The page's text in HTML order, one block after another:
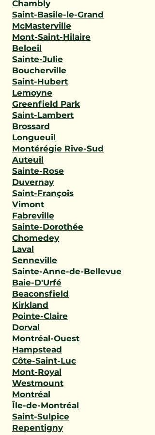
Chambly
Saint-Basile-le-Grand
McMasterville
Mont-Saint-Hilaire
Beloeil
Sainte-Julie
Boucherville
Saint-Hubert
Lemoyne
Greenfield Park
Saint-Lambert
Brossard
Longueuil
Montérégie Rive-Sud
Auteuil
Sainte-Rose
Duvernay
Saint-François
Vimont
Fabreville
Sainte-Dorothée
Chomedey
Laval
Senneville
Sainte-Anne-de-Bellevue
Baie-D'Urfé
Beaconsfield
Kirkland
Pointe-Claire
Dorval
Montréal-Ouest
Hampstead
Côte-Saint-Luc
Mont-Royal
Westmount
Montréal
Île-de-Montréal
Saint-Sulpice
Repentigny